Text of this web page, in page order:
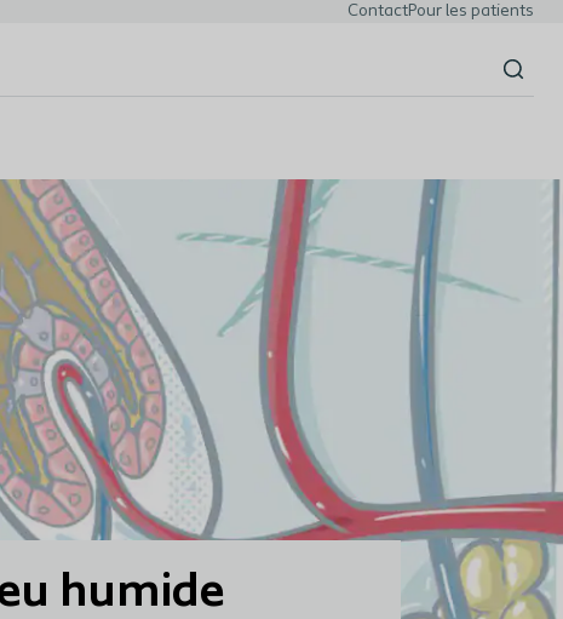
ContactPour les patients
humide